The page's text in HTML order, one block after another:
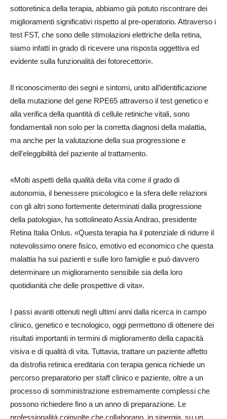
sottoretinica della terapia, abbiamo già potuto riscontrare dei
miglioramenti significativi rispetto al pre-operatorio. Attraverso i
test FST, che sono delle stimolazioni elettriche della retina,
siamo infatti in grado di ricevere una risposta oggettiva ed
evidente sulla funzionalità dei fotorecettori».
Il riconoscimento dei segni e sintomi, unito all’identificazione
della mutazione del gene RPE65 attraverso il test genetico e
alla verifica della quantità di cellule retiniche vitali, sono
fondamentali non solo per la corretta diagnosi della malattia,
ma anche per la valutazione della sua progressione e
dell’eleggibilità del paziente al trattamento.
«Molti aspetti della qualità della vita come il grado di
autonomia, il benessere psicologico e la sfera delle relazioni
con gli altri sono fortemente determinati dalla progressione
della patologia», ha sottolineato Assia Andrao, presidente
Retina Italia Onlus. «Questa terapia ha il potenziale di ridurre il
notevolissimo onere fisico, emotivo ed economico che questa
malattia ha sui pazienti e sulle loro famiglie e può davvero
determinare un miglioramento sensibile sia della loro
quotidianità che delle prospettive di vita».
I passi avanti ottenuti negli ultimi anni dalla ricerca in campo
clinico, genetico e tecnologico, oggi permettono di ottenere dei
risultati importanti in termini di miglioramento della capacità
visiva e di qualità di vita. Tuttavia, trattare un paziente affetto
da distrofia retinica ereditaria con terapia genica richiede un
percorso preparatorio per staff clinico e paziente, oltre a un
processo di somministrazione estremamente complessi che
possono richiedere fino a un anno di preparazione. Le
professionalità coinvolte che collaborano, in sinergia, su un